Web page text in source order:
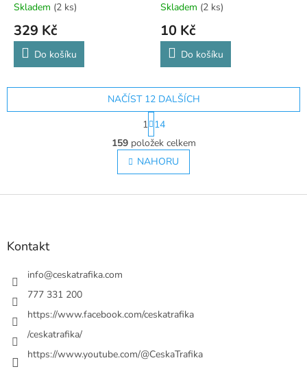
Skladem (2 ks)
329 Kč
Do košíku
Skladem (2 ks)
10 Kč
Do košíku
O
v
l
á
ý
s
NAČÍST 12 DALŠÍCH
S
t
r
á
n
k
v
1 14
159položek celkem
NAHORU
Z
Kontakt
info@ceskatrafika.com
777 331 200
https://www.facebook.com/ceskatrafika
/ceskatrafika/
https://www.youtube.com/@CeskaTrafika